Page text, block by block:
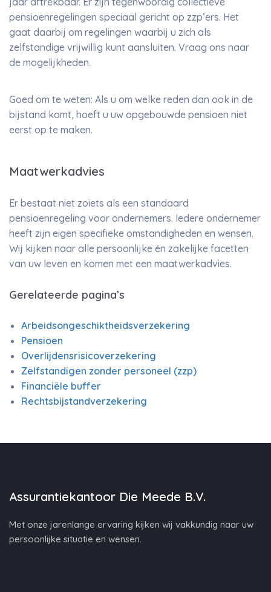
pensioenregelingen speciaal gericht op zzp’ers. Het
gaat daarbij om regelingen waarbij u zich als
zelfstandige vrijwillig kunt aansluiten. Vraag ons naar
de mogelijkheden.
Goed om te weten: Als u om welke reden dan ook in de
bijstand komt, hoeft u uw opgebouwde pensioen niet
eerst op te maken.
Maatwerkadvies
Er bestaat niet zoiets als een standaard
pensioenregeling voor ondernemers. Iedere ondernemer
heeft zijn eigen specifieke omstandigheden en wensen.
Wij kijken naar alle persoonlijke én zakelijke facetten
van uw leven en komen met een maatwerkadvies.
Gerelateerde pagina’s
Arbeidsongeschiktheidsverzekering
Pensioen
Overlijdensrisicoverzekering
Zelfstandigen zonder personeel (zzp)
Financiële buffer
Rechtsbijstandverzekering
Assurantiekantoor Die Meede B.V.
Met onze jarenlange ervaring kijken wij vakkundig naar uw
persoonlijke situatie en wensen.